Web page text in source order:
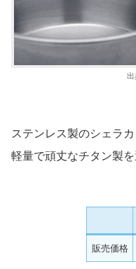
出
ステンレス製のシェラ
軽量で頑丈なチタン製
販売価格